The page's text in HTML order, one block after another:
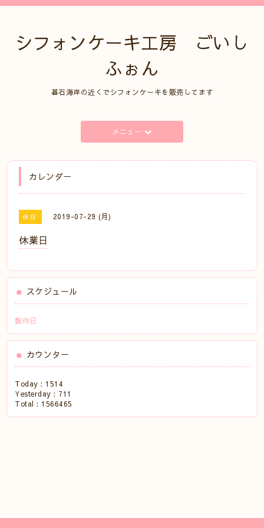
シフォンケーキ工房 ごいし
ふぉん
碁石海岸の近くでシフォンケーキを販売してます
メニュー
カレンダー
休日 2019-07-29 (月)
休業日
スケジュール
製作日
カウンター
Today : 1514
Yesterday : 711
Total : 1566465